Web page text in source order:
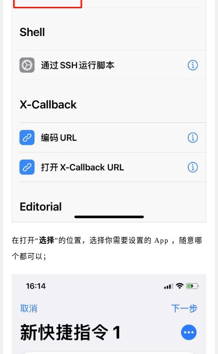
在打开“选择”的位置，选择你需要设置的 App ，随意哪
个都可以；